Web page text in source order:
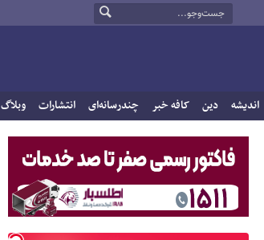
اندیشه دین کافه خبر چندرسانه‌ای انتشارات وبلاگ